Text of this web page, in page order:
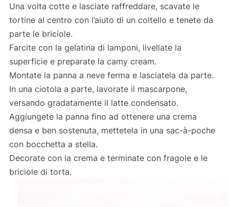
Una volta cotte e lasciate raffreddare, scavate le
tortine al centro con l’aiuto di un coltello e tenete da
parte le briciole.
Farcite con la gelatina di lamponi, livellate la
superficie e preparate la camy cream.
Montate la panna a neve ferma e lasciatela da parte.
In una ciotola a parte, lavorate il mascarpone,
versando gradatamente il latte condensato.
Aggiungete la panna fino ad ottenere una crema
densa e ben sostenuta, mettetela in una sac-à-poche
con bocchetta a stella.
Decorate con la crema e terminate con fragole e le
briciole di torta.